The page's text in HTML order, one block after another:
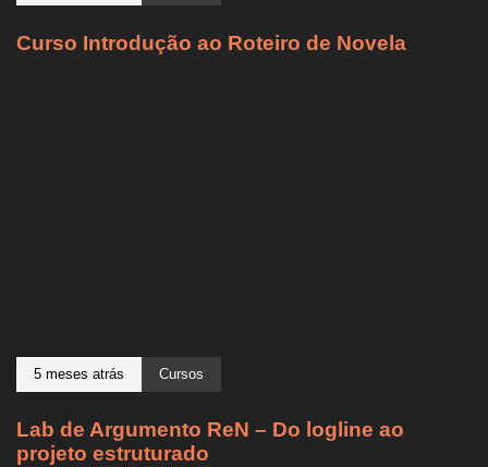
Curso Introdução ao Roteiro de Novela
5 meses atrás Cursos
Lab de Argumento ReN – Do logline ao
projeto estruturado